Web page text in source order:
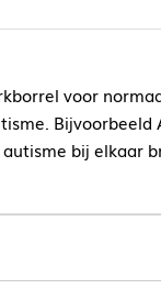
voor
Bijvoorbeeld
bij elkaar